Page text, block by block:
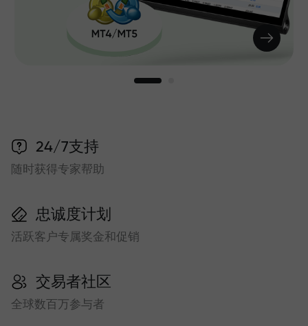
24/7支持
随时获得专家帮助
忠诚度计划
活跃客户专属奖金和促销
交易者社区
全球数百万参与者